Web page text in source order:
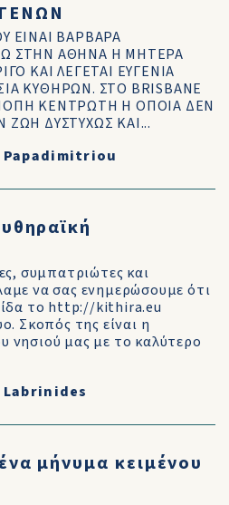
ΕΙΝΑΙ ΒΑΡΒΑΡΑ
ΣΤΗΝ ΑΘΗΝΑ Η ΜΗΤΕΡΑ
ΚΑΙ ΛΕΓΕΤΑΙ ΕΥΓΕΝΙΑ
ΚΥΘΗΡΩΝ. ΣΤΟ BRISBANE
ΚΕΝΤΡΩΤΗ Η ΟΠΟΙΑ ΔΕΝ
ΔΥΣΤΥΧΩΣ ΚΑΙ...
Papadimitriou
συμπατριώτες και
να σας ενημερώσουμε ότι
το http://kithira.eu
Σκοπός της είναι η
νησιού μας με το καλύτερο
μήνυμα κειμένου